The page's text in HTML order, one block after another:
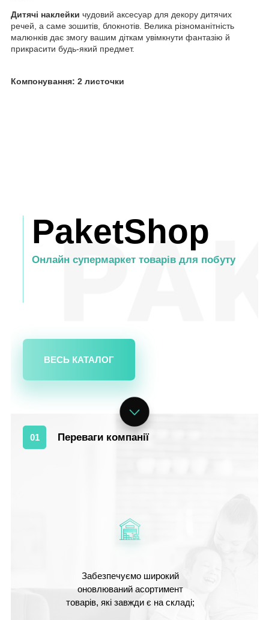
Дитячі наклейки чудовий аксесуар для декору дитячих
речей, а саме зошитів, блокнотів. Велика різноманітність
малюнків дає змогу вашим діткам увімкнути фантазію й
прикрасити будь-який предмет.
Компонування: 2 листочки
PaketShop
Онлайн супермаркет товарів для побуту
ВЕСЬ КАТАЛОГ
01 Переваги компанії
Забезпечуємо широкий
оновлюваний асортимент
товарів, які завжди є на складі;